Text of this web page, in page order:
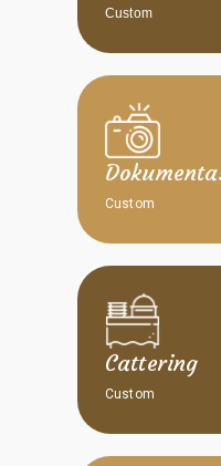
Custom
Custom
Cattering
Custom